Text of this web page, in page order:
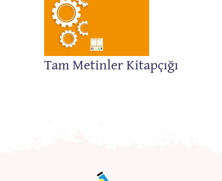
Tam Metinler Kitapçığı